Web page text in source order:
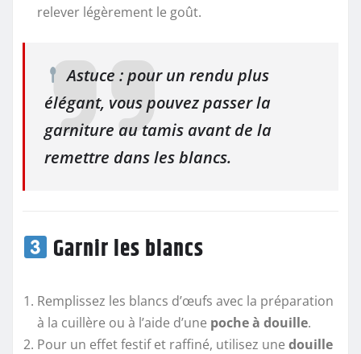
relever légèrement le goût.
Astuce : pour un rendu plus
élégant, vous pouvez passer la
garniture au tamis avant de la
remettre dans les blancs.
Garnir les blancs
Remplissez les blancs d’œufs avec la préparation
à la cuillère ou à l’aide d’une poche à douille.
Pour un effet festif et raffiné, utilisez une douille